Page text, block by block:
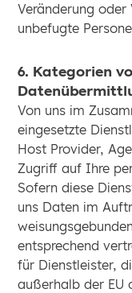
Veränderung
unbefugte
6. Kategorien
Von uns im
eingesetzte
Host Provider,
Zugriff auf Ihre
Sofern diese
uns Daten im
entsprechend
für Dienstleister,
außerhalb der EU